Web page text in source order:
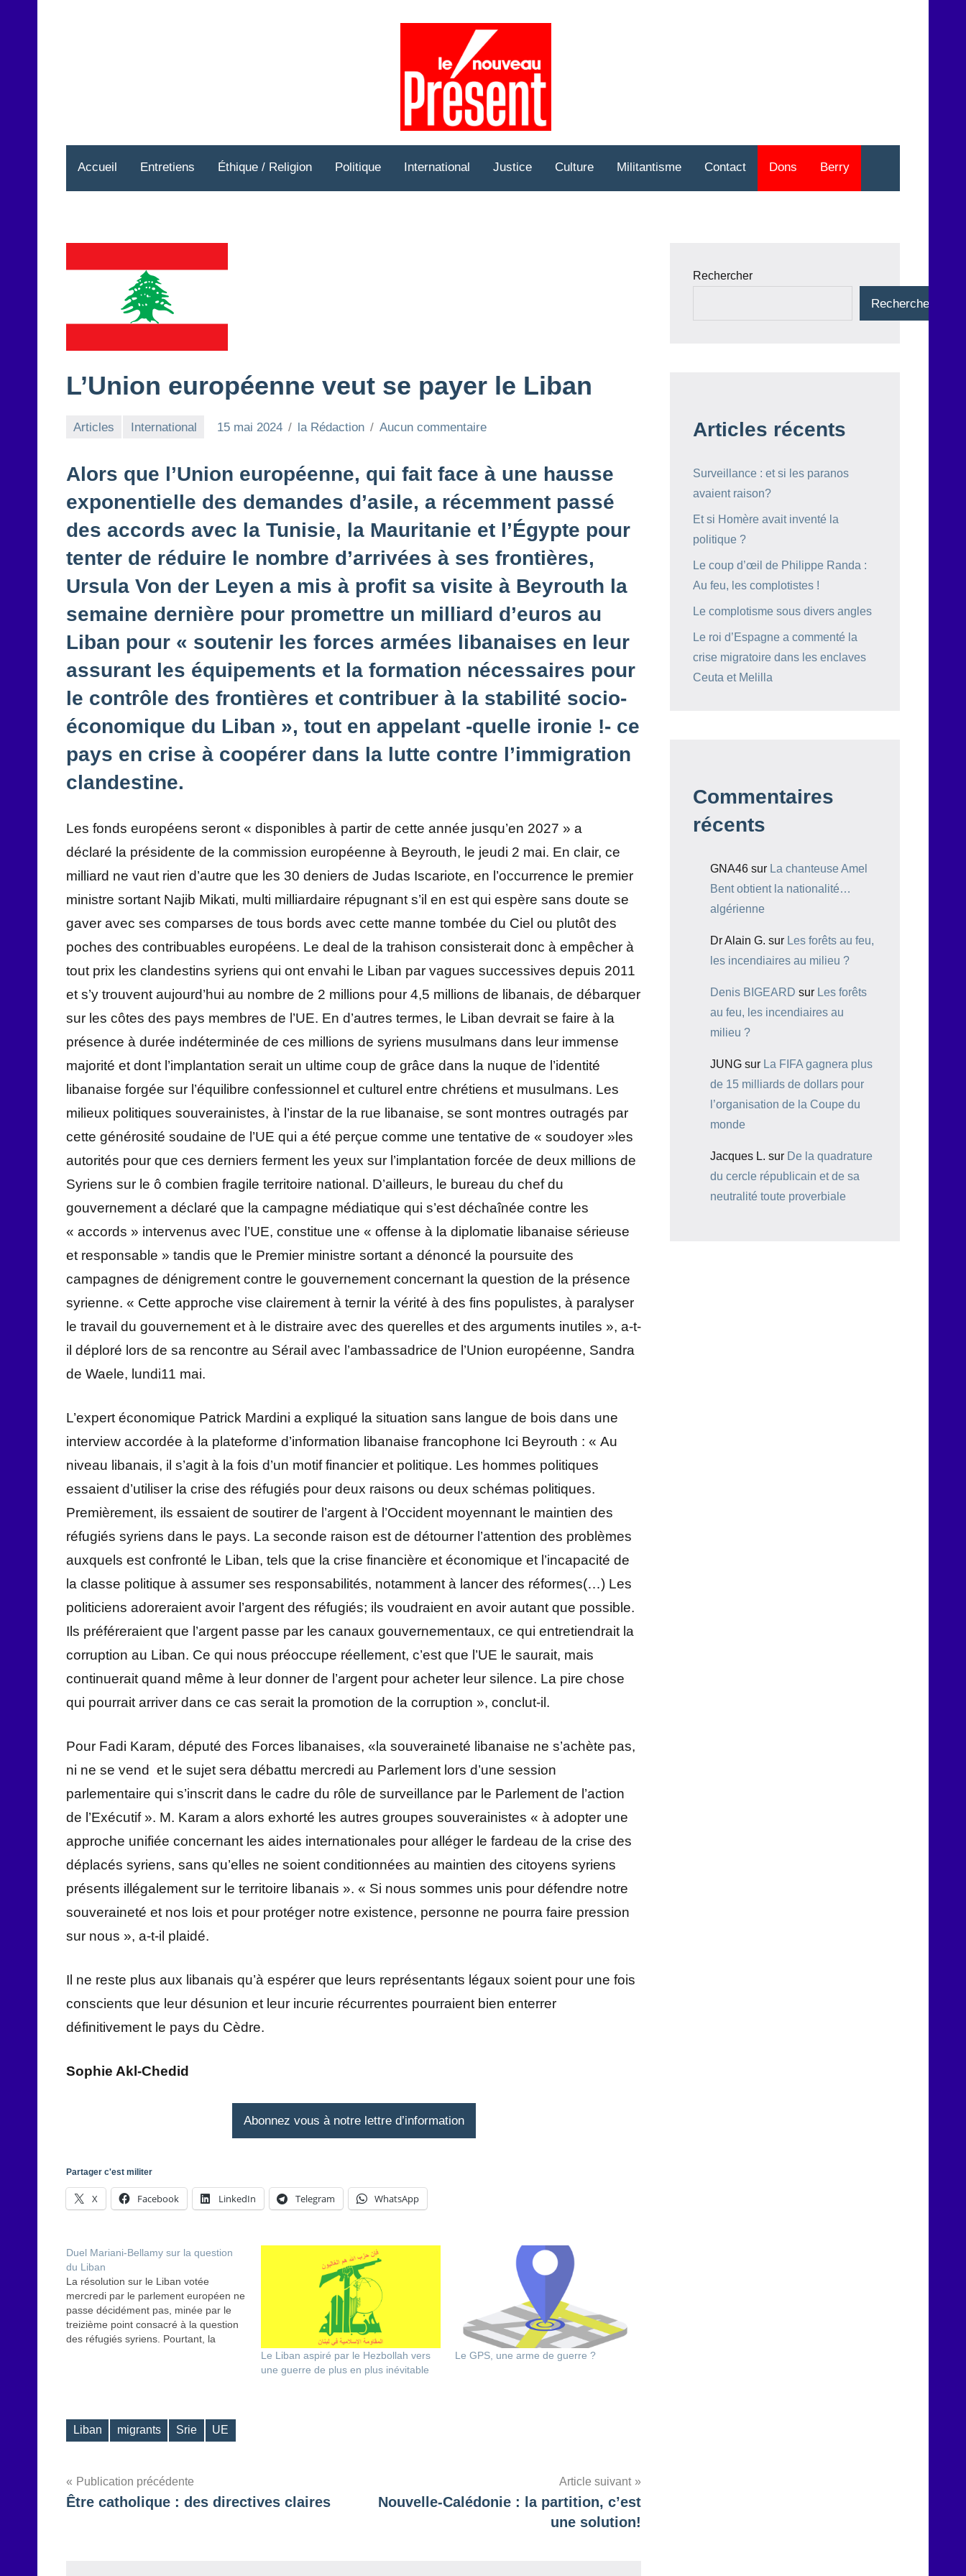
Accueil Entretiens Éthique / Religion Politique International Justice Culture Militantisme Contact Dons Berry
L’Union européenne veut se payer le Liban
Articles International 15 mai 2024 la Rédaction Aucun commentaire
Alors que l’Union européenne, qui fait face à une hausse
exponentielle des demandes d’asile, a récemment passé
des accords avec la Tunisie, la Mauritanie et l’Égypte pour
tenter de réduire le nombre d’arrivées à ses frontières,
Ursula Von der Leyen a mis à profit sa visite à Beyrouth la
semaine dernière pour promettre un milliard d’euros au
Liban pour « soutenir les forces armées libanaises en leur
assurant les équipements et la formation nécessaires pour
le contrôle des frontières et contribuer à la stabilité socio-
économique du Liban », tout en appelant -quelle ironie !- ce
pays en crise à coopérer dans la lutte contre l’immigration
clandestine.
Les fonds européens seront « disponibles à partir de cette année jusqu’en 2027 » a
déclaré la présidente de la commission européenne à Beyrouth, le jeudi 2 mai. En clair, ce
milliard ne vaut rien d’autre que les 30 deniers de Judas Iscariote, en l’occurrence le premier
ministre sortant Najib Mikati, multi milliardaire répugnant s’il en est qui espère sans doute se
gaver avec ses comparses de tous bords avec cette manne tombée du Ciel ou plutôt des
poches des contribuables européens. Le deal de la trahison consisterait donc à empêcher à
tout prix les clandestins syriens qui ont envahi le Liban par vagues successives depuis 2011
et s’y trouvent aujourd’hui au nombre de 2 millions pour 4,5 millions de libanais, de débarquer
sur les côtes des pays membres de l’UE. En d’autres termes, le Liban devrait se faire à la
présence à durée indéterminée de ces millions de syriens musulmans dans leur immense
majorité et dont l’implantation serait un ultime coup de grâce dans la nuque de l’identité
libanaise forgée sur l’équilibre confessionnel et culturel entre chrétiens et musulmans. Les
milieux politiques souverainistes, à l’instar de la rue libanaise, se sont montres outragés par
cette générosité soudaine de l’UE qui a été perçue comme une tentative de « soudoyer »les
autorités pour que ces derniers ferment les yeux sur l’implantation forcée de deux millions de
Syriens sur le ô combien fragile territoire national. D’ailleurs, le bureau du chef du
gouvernement a déclaré que la campagne médiatique qui s’est déchaînée contre les
« accords » intervenus avec l’UE, constitue une « offense à la diplomatie libanaise sérieuse
et responsable » tandis que le Premier ministre sortant a dénoncé la poursuite des
campagnes de dénigrement contre le gouvernement concernant la question de la présence
syrienne. « Cette approche vise clairement à ternir la vérité à des fins populistes, à paralyser
le travail du gouvernement et à le distraire avec des querelles et des arguments inutiles », a-t-
il déploré lors de sa rencontre au Sérail avec l’ambassadrice de l’Union européenne, Sandra
de Waele, lundi11 mai.
L’expert économique Patrick Mardini a expliqué la situation sans langue de bois dans une
interview accordée à la plateforme d’information libanaise francophone Ici Beyrouth : « Au
niveau libanais, il s’agit à la fois d’un motif financier et politique. Les hommes politiques
essaient d’utiliser la crise des réfugiés pour deux raisons ou deux schémas politiques.
Premièrement, ils essaient de soutirer de l’argent à l’Occident moyennant le maintien des
réfugiés syriens dans le pays. La seconde raison est de détourner l’attention des problèmes
auxquels est confronté le Liban, tels que la crise financière et économique et l’incapacité de
la classe politique à assumer ses responsabilités, notamment à lancer des réformes(…) Les
politiciens adoreraient avoir l’argent des réfugiés; ils voudraient en avoir autant que possible.
Ils préféreraient que l’argent passe par les canaux gouvernementaux, ce qui entretiendrait la
corruption au Liban. Ce qui nous préoccupe réellement, c’est que l’UE le saurait, mais
continuerait quand même à leur donner de l’argent pour acheter leur silence. La pire chose
qui pourrait arriver dans ce cas serait la promotion de la corruption », conclut-il.
Pour Fadi Karam, député des Forces libanaises, «la souveraineté libanaise ne s’achète pas,
ni ne se vend et le sujet sera débattu mercredi au Parlement lors d’une session
parlementaire qui s’inscrit dans le cadre du rôle de surveillance par le Parlement de l’action
de l’Exécutif ». M. Karam a alors exhorté les autres groupes souverainistes « à adopter une
approche unifiée concernant les aides internationales pour alléger le fardeau de la crise des
déplacés syriens, sans qu’elles ne soient conditionnées au maintien des citoyens syriens
présents illégalement sur le territoire libanais ». « Si nous sommes unis pour défendre notre
souveraineté et nos lois et pour protéger notre existence, personne ne pourra faire pression
sur nous », a-t-il plaidé.
Il ne reste plus aux libanais qu’à espérer que leurs représentants légaux soient pour une fois
conscients que leur désunion et leur incurie récurrentes pourraient bien enterrer
définitivement le pays du Cèdre.
Sophie Akl-Chedid
Abonnez vous à notre lettre d’information
Partager c'est militer
X Facebook LinkedIn Telegram WhatsApp
Duel Mariani-Bellamy sur la question
du Liban
La résolution sur le Liban votée
mercredi par le parlement européen ne
passe décidément pas, minée par le
treizième point consacré à la question
des réfugiés syriens. Pourtant, la
Le Liban aspiré par le Hezbollah vers
une guerre de plus en plus inévitable
Le GPS, une arme de guerre ?
Étiquettes
Liban migrants Srie UE
Navigation
de
Publication précédente
Être catholique : des directives claires
Article suivant
Nouvelle-Calédonie : la partition, c’est
une solution!
Rechercher
Rechercher
Articles récents
Surveillance : et si les paranos
avaient raison?
Et si Homère avait inventé la
politique ?
Le coup d’œil de Philippe Randa :
Au feu, les complotistes !
Le complotisme sous divers angles
Le roi d’Espagne a commenté la
crise migratoire dans les enclaves
Ceuta et Melilla
Commentaires
récents
GNA46 sur La chanteuse Amel
Bent obtient la nationalité…
algérienne
Dr Alain G. sur Les forêts au feu,
les incendiaires au milieu ?
Denis BIGEARD sur Les forêts
au feu, les incendiaires au
milieu ?
JUNG sur La FIFA gagnera plus
de 15 milliards de dollars pour
l’organisation de la Coupe du
monde
Jacques L. sur De la quadrature
du cercle républicain et de sa
neutralité toute proverbiale